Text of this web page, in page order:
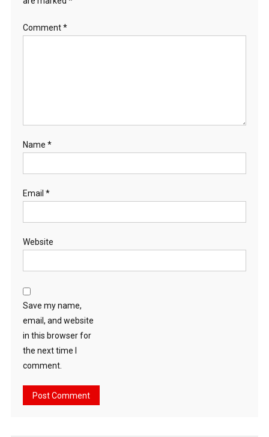
Comment*
Name *
Email *
Website
Save my name,
email, and website
in this browser for
the next time I
comment.